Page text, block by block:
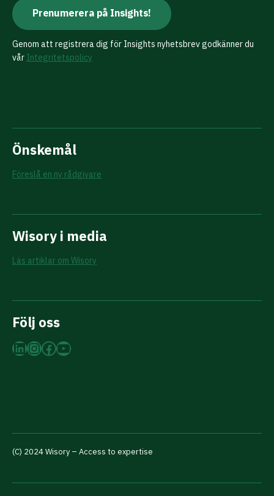
Genom att registrera dig för Insights nyhetsbrev godkänner du
vår Integritetspolicy
Önskemål
Föreslå en ny rådgivare
Wisory i media
Läs artiklar om Wisory
Följ oss
LinkedIn
Instagram
Facebook
YouTube
(C) 2024 Wisory – Access to expertise